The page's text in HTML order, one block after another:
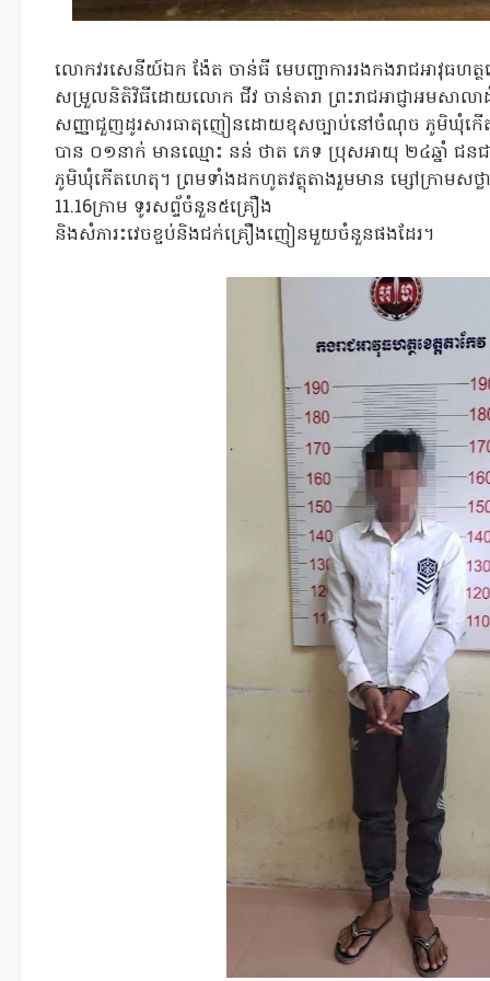
លោកវរសេនីយ៍ឯក ង៉ែត ចាន់ធី មេបញ្ជាការរងកងរាជអាវុធហត្
សម្រួលនិតិវិធីដោយលោក ជីវ ចាន់តារា ព្រះរាជអាជ្ញាអមសាលា
សញ្ញាជួញដូរសារធាតុញៀនដោយខុសច្បាប់នៅចំណុច ភូមិឃុំក
បាន ០១នាក់ មានឈ្មោះ នន់ ថាត ភេទ ប្រុសអាយុ ២៤ឆ្នាំ ជនជ
ភូមិឃុំកើតហេតុ។ ព្រមទាំងដកហូតវត្ថុតាងរួមមាន ម្សៅក្រាមស
11.16ក្រាម ទូរសព្ទ័ចំនួន៥គ្រឿង
និងសំភារះវេចខ្ចប់និងជក់គ្រឿងញៀនមួយចំនួនផងដែរ។